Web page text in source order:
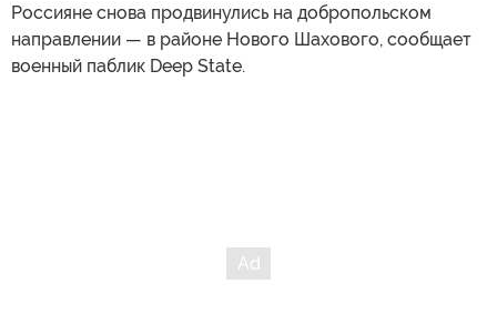
Россияне снова продвинулись на добропольском
направлении — в районе Нового Шахового, сообщает
военный паблик Deep State.